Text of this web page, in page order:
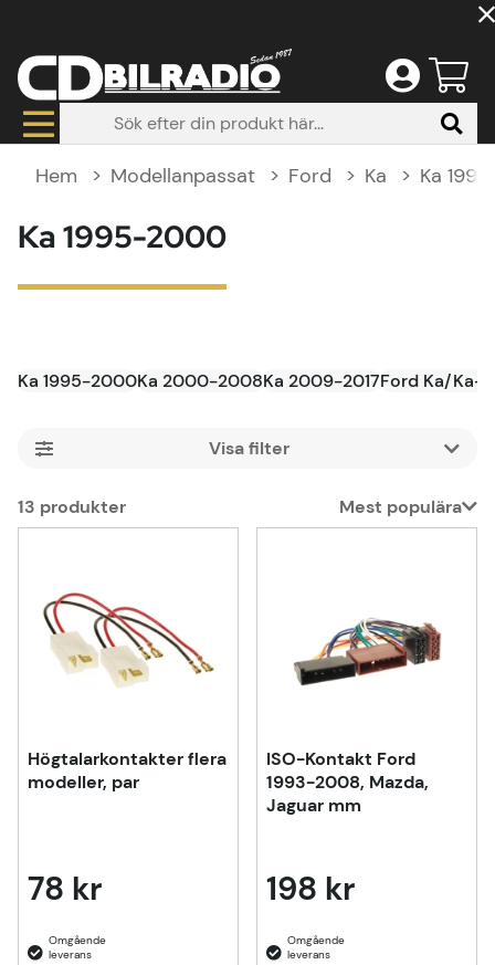
Hem Modellanpassat Ford Ka Ka
Ka 1995-2000
Ka 1995-2000Ka 2000-2008Ka 2009-2017Ford Ka/Ka+
Filtrera
13 produkter
Mest populära
Högtalarkontakter flera
modeller, par
78 kr
ISO-Kontakt Ford
1993-2008, Mazda,
Jaguar mm
198 kr